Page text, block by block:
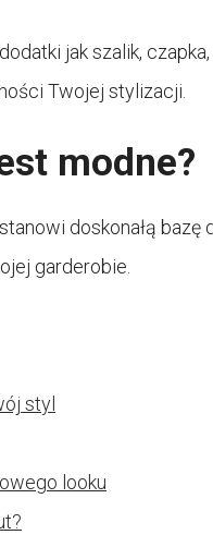
jak szalik,
Twojej stylizacji.
modne?
doskonałą
garderobie.
styl
looku